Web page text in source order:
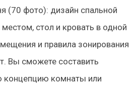
Вы сможете составить
концепцию комнаты или